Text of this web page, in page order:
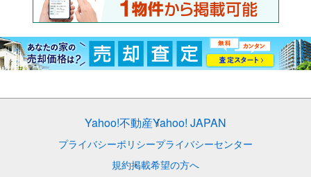
Yahoo!不動産Yahoo! JAPAN
プライバシーポリシープライバシーセンター
規約掲載希望の方へ